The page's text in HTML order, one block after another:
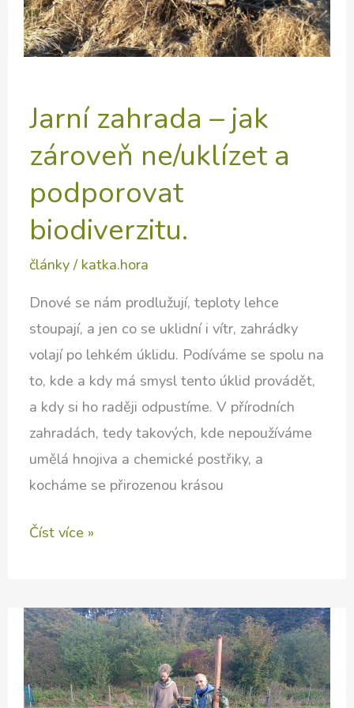
Jarní zahrada – jak
zároveň ne/uklízet a
podporovat
biodiverzitu.
články/ katka.hora
Dnové se nám prodlužují, teploty lehce
stoupají, a jen co se uklidní i vítr, zahrádky
volají po lehkém úklidu. Podíváme se spolu na
to, kde a kdy má smysl tento úklid provádět,
a kdy si ho raději odpustíme. V přírodních
zahradách, tedy takových, kde nepoužíváme
umělá hnojiva a chemické postřiky, a
kocháme se přirozenou krásou
Jarní
jak
zároveň
ne/uklízet
a
Číst více »